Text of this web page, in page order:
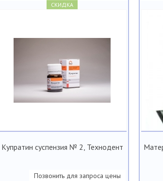
СКИДКА
Купратин суспензия № 2, Технодент
Позвонить для запроса цены